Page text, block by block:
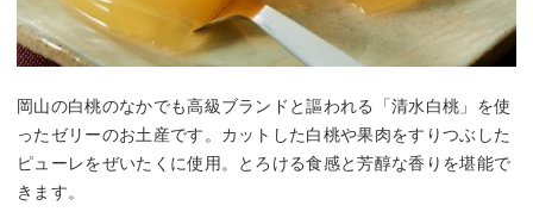
岡山の白桃のなかでも高級ブランドと謳われる「清水白桃」を使
ったゼリーのお土産です。カットした白桃や果肉をすりつぶした
ピューレをぜいたくに使用。とろける食感と芳醇な香りを堪能で
きます。